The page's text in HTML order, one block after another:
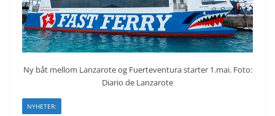
Ny båt mellom Lanzarote og Fuerteventura starter 1.mai. Foto:
Diario de Lanzarote
NYHETER: